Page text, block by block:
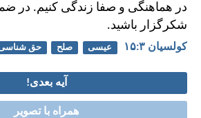
در هماهنگی و صفا زندگی كنيم. در
شكرگزار باشيد.
کولسیان ۳:‏۱۵ عیسی صلح حق
آیه بعدی!
همراه با تصویر